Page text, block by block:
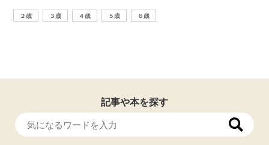
２歳 ３歳 ４歳 ５歳 ６歳
記事や本を探す